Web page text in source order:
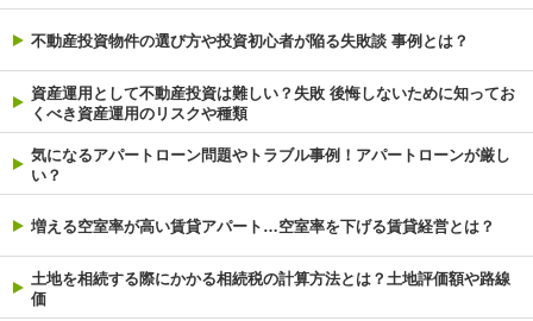
不動産投資物件の選び方や投資初心者が陥る失敗談 事例とは？
資産運用として不動産投資は難しい？失敗 後悔しないために知ってお
くべき資産運用のリスクや種類
気になるアパートローン問題やトラブル事例！アパートローンが厳し
い？
増える空室率が高い賃貸アパート…空室率を下げる賃貸経営とは？
土地を相続する際にかかる相続税の計算方法とは？土地評価額や路線
価